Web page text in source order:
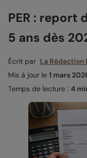
PER : report
5 ans dès
Écrit par La
Mis à jour le 1 mars
Temps de lecture : 4